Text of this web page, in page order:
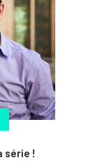
série !